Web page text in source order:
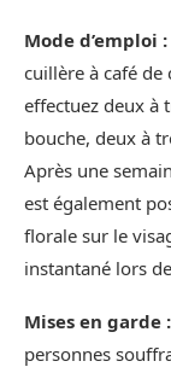
Mode d’emploi :
cuillère à café de
effectuez deux à
bouche, deux à
Après une
est également
florale sur le
instantané lors
Mises en garde :
personnes